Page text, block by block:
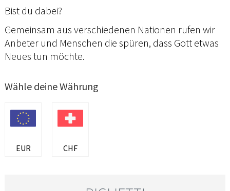
Bist du dabei?
Gemeinsam aus verschiedenen Nationen rufen wir
Anbeter und Menschen die spüren, dass Gott etwas
Neues tun möchte.
Wähle deine Währung
EUR CHF